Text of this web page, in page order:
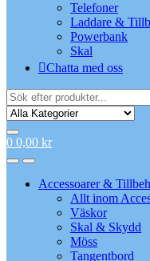
Telefoner
Laddare &
Powerbank
Skal
Chatta med oss
Search
for:
0 0,00 kr
Accessoarer &
Allt inom
Väskor
Skal & Skydd
Möss
Tangentbord